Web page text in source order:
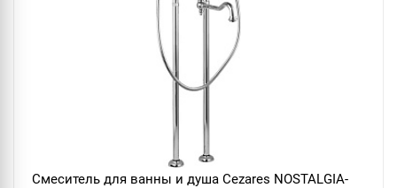
Смеситель для ванны и душа Cezares NOSTALGIA-